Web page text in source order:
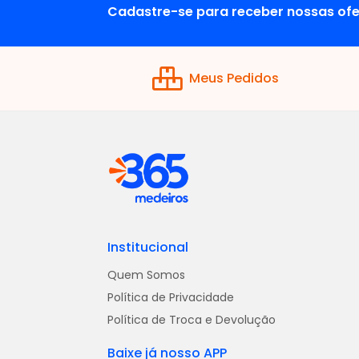
Cadastre-se para receber nossas
Meus Pedidos
Institucional
Quem Somos
Política de Privacidade
Política de Troca e Devolução
Baixe já nosso APP